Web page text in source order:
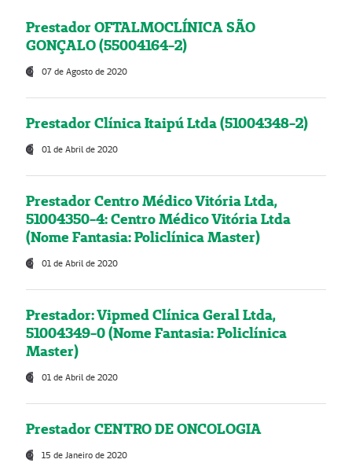
Prestador OFTALMOCLÍNICA SÃO
GONÇALO (55004164-2)
07 de Agosto de 2020
Prestador Clínica Itaipú Ltda (51004348-2)
01 de Abril de 2020
Prestador Centro Médico Vitória Ltda,
51004350-4: Centro Médico Vitória Ltda
(Nome Fantasia: Policlínica Master)
01 de Abril de 2020
Prestador: Vipmed Clínica Geral Ltda,
51004349-0 (Nome Fantasia: Policlínica
Master)
01 de Abril de 2020
Prestador CENTRO DE ONCOLOGIA
15 de Janeiro de 2020